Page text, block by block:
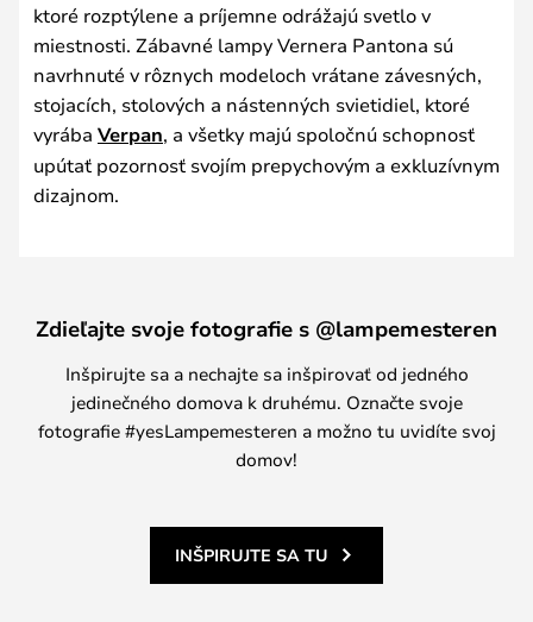
ktoré rozptýlene a príjemne odrážajú svetlo v
miestnosti. Zábavné lampy Vernera Pantona sú
navrhnuté v rôznych modeloch vrátane závesných,
stojacích, stolových a nástenných svietidiel, ktoré
vyrába Verpan, a všetky majú spoločnú schopnosť
upútať pozornosť svojím prepychovým a exkluzívnym
dizajnom.
Zdieľajte svoje fotografie s @lampemesteren
Inšpirujte sa a nechajte sa inšpirovať od jedného
jedinečného domova k druhému. Označte svoje
fotografie #yesLampemesteren a možno tu uvidíte svoj
domov!
INŠPIRUJTE SA TU